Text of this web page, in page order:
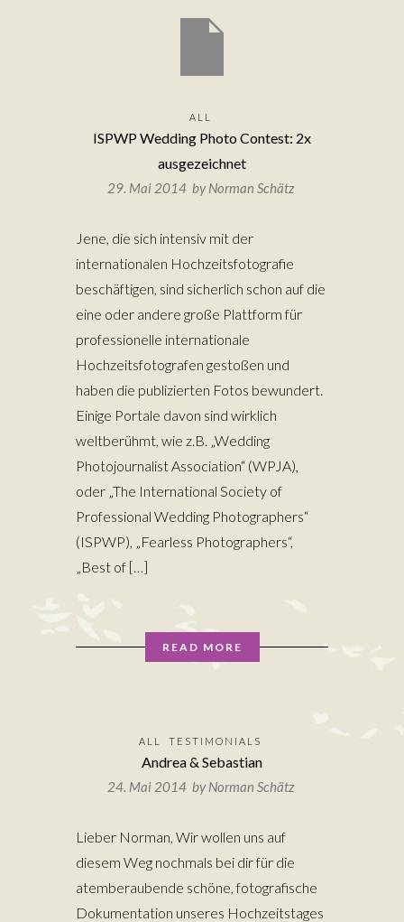
ALL
ISPWP Wedding Photo Contest: 2x
ausgezeichnet
29. Mai 2014 byNorman Schätz
Jene, die sich intensiv mit der
internationalen Hochzeitsfotografie
beschäftigen, sind sicherlich schon auf die
eine oder andere große Plattform für
professionelle internationale
Hochzeitsfotografen gestoßen und
haben die publizierten Fotos bewundert.
Einige Portale davon sind wirklich
weltberühmt, wie z.B. „Wedding
Photojournalist Association“ (WPJA),
oder „The International Society of
Professional Wedding Photographers“
(ISPWP), „Fearless Photographers“,
„Best of […]
READ MORE
ALL TESTIMONIALS
Andrea & Sebastian
24. Mai 2014 byNorman Schätz
Lieber Norman, Wir wollen uns auf
diesem Weg nochmals bei dir für die
atemberaubende schöne, fotografische
Dokumentation unseres Hochzeitstages